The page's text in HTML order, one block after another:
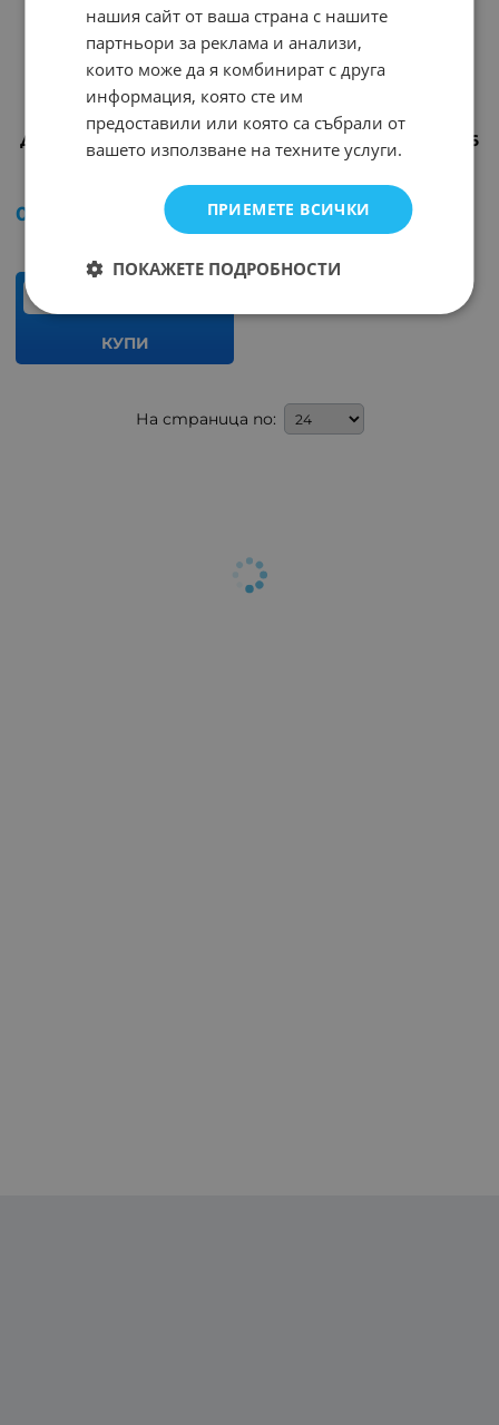
Държач за батерии 4R6
F339
Арт.№: 4633
0.51 лв.
КУПИ
Държач за батерии 6R6
F3422
Арт.№: 239416
На страница по:
нашия сайт от ваша страна с нашите
партньори за реклама и анализи,
които може да я комбинират с друга
информация, която сте им
предоставили или която са събрали от
вашето използване на техните услуги.
ПРИЕМЕТЕ ВСИЧКИ
ПОКАЖЕТЕ ПОДРОБНОСТИ